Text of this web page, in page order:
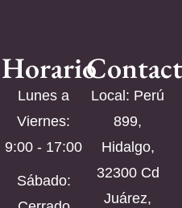
Horario
Lunes a
Viernes:
9:00 - 17:00
Sábado:
Local: Perú
899,
Hidalgo,
32300 Cd
Juárez,